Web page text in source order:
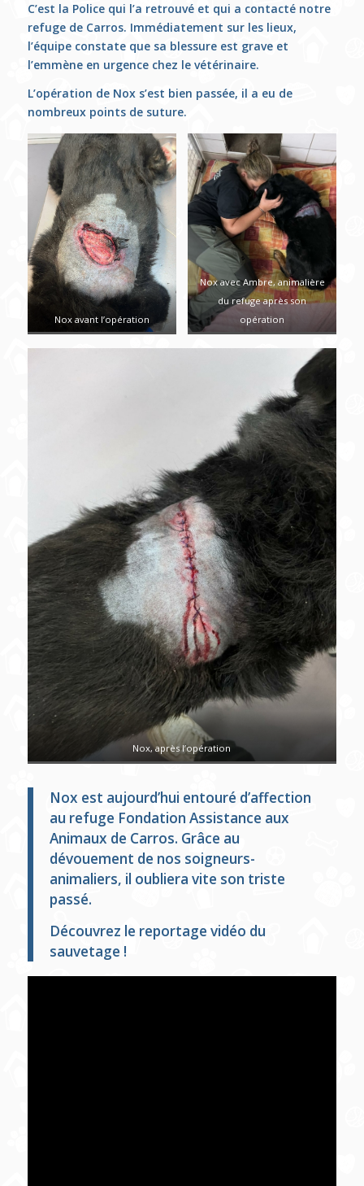
C’est la Police qui l’a retrouvé et qui a contacté notre
refuge de Carros. Immédiatement sur les lieux,
l’équipe constate que sa blessure est grave et
l’emmène en urgence chez le vétérinaire.
L’opération de Nox s’est bien passée, il a eu de
nombreux points de suture.
Nox avant l’opération
Nox avec Ambre, animalière
du refuge après son
opération
Nox, après l’opération
Nox est aujourd’hui entouré d’affection
au refuge Fondation Assistance aux
Animaux de Carros. Grâce au
dévouement de nos soigneurs-
animaliers, il oubliera vite son triste
passé.
Découvrez le reportage vidéo du
sauvetage !